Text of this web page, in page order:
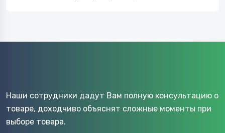
Наши сотрудники дадут Вам полную консультацию о
товаре, доходчиво объяснят сложные моменты при
выборе товара.